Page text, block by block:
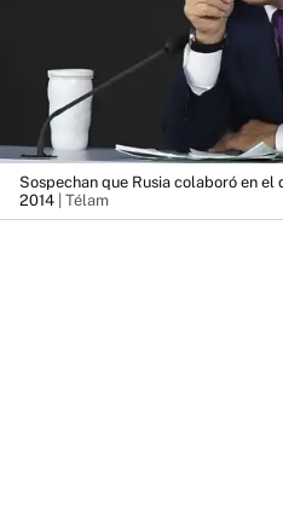
Sospechan que Rusia colaboró en el
2014 | Télam